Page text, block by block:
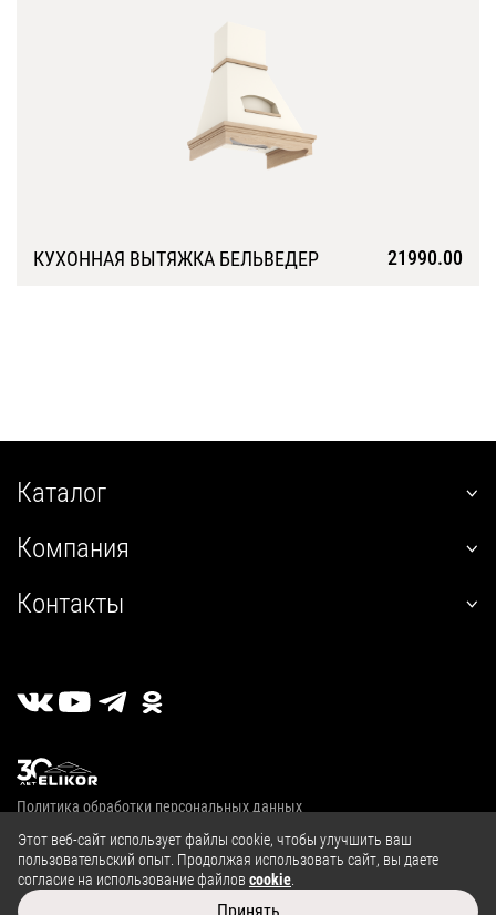
КУХОННАЯ ВЫТЯЖКА БЕЛЬВЕДЕР 21990.00
Каталог
встраиваемые
угловые
стандартные
классические
купольные
полновстраиваемые
т-образные
козырьковые
Компания
Покупателям
Где купить
Публичная оферта
Контакты
г. Калуга, 2й Академический проезд, 13
Политика обработки персональных данных
© 2004—2026, ООО «Эликор»
Сайт разработан в
Этот веб-сайт использует файлы cookie, чтобы улучшить ваш
пользовательский опыт. Продолжая использовать сайт, вы даете
согласие на использование файлов cookie